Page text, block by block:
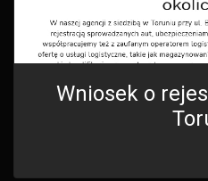
Wniosek o